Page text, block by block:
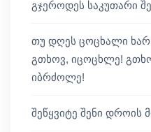
გჯეროდეს საკუთარი
თუ დღეს ცოცხალი
გთხოვ, იცოცხლე!
იბრძოლე!
შეწყვიტე შენი დროის